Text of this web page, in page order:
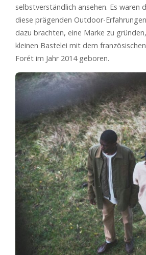
selbstverständlich ansehen. Es waren
diese prägenden Outdoor-
dazu brachten, eine Marke zu
kleinen Bastelei mit dem
Forét im Jahr 2014 geboren.